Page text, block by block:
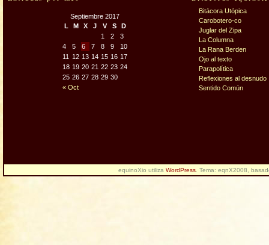
Septiembre 2017
L
M X J V S D
« Oct
1 2
3
4
5 6 7 8 9
10
11
12 13 14 15 16 17
18 19 20 21 22 23 24
25 26 27 28 29 30
Bitácora Utópica
Carobotero-co
Juglar del Zipa
La Columna
La Rana Berden
Ojo al texto
Parapolítica
Reflexiones al desnudo
Sentido Común
equinoXio utiliza WordPress . Tema: eqnX2008,